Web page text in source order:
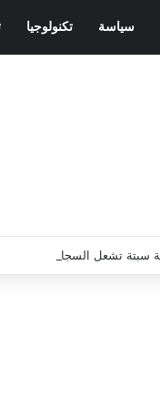
سياسة تكنولوجيا